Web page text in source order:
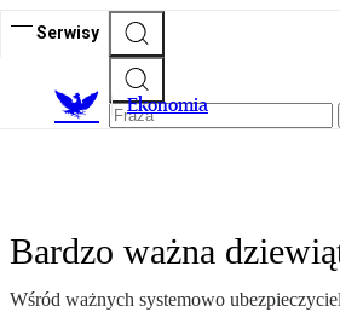
Serwisy
Ekonomia
Bardzo ważna
Wśród ważnych systemowo